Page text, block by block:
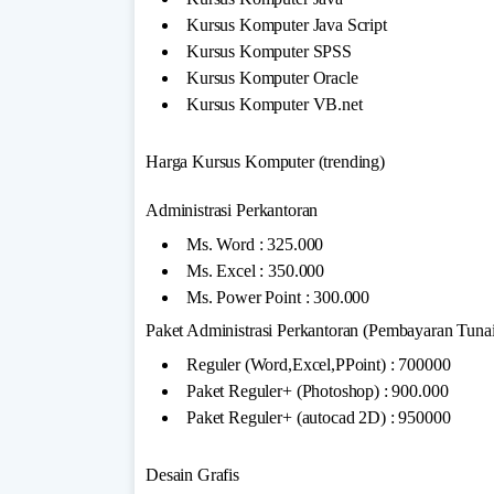
Kursus Komputer Java Script
Kursus Komputer SPSS
Kursus Komputer Oracle
Kursus Komputer VB.net
Harga Kursus Komputer (trending)
Administrasi Perkantoran
Ms. Word : 325.000
Ms. Excel : 350.000
Ms. Power Point : 300.000
Paket Administrasi Perkantoran (Pembayaran
Reguler (Word,Excel,PPoint) : 700000
Paket Reguler+ (Photoshop) : 900.000
Paket Reguler+ (autocad 2D) : 950000
Desain Grafis